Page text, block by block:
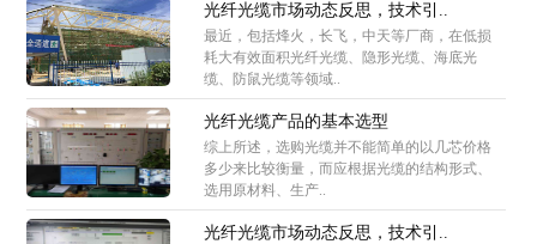
光纤光缆市场动态反思，技术引..
最近，包括烽火，长飞，中天等厂商，在低损
耗大有效面积光纤光缆、隐形光缆、海底光
缆、防鼠光缆等领域..
光纤光缆产品的基本选型
综上所述，选购光缆并不能简单的以几芯价格
多少来比较衡量，而应根据光缆的结构形式、
选用原材料、生产..
光纤光缆市场动态反思，技术引..